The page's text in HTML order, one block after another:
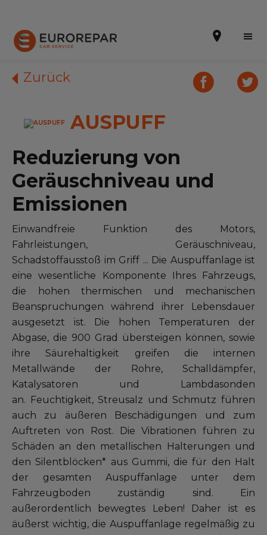
Terminvereinbarung
Die Marke
Dem Netz beitreten
Leistungen
Unser Sortiment EUROREPAR
Kontakt
Alle Werkstätten
Dem Netz beitreten
Zurück
AUSPUFF
Reduzierung von
Geräuschniveau und
Emissionen
Einwandfreie Funktion des Motors,
Fahrleistungen, Geräuschniveau,
Schadstoffausstoß im Griff ... Die Auspuffanlage ist
eine wesentliche Komponente Ihres Fahrzeugs,
die hohen thermischen und mechanischen
Beanspruchungen während ihrer Lebensdauer
ausgesetzt ist. Die hohen Temperaturen der
Abgase, die 900 Grad übersteigen können, sowie
ihre Säurehaltigkeit greifen die internen
Metallwände der Rohre, Schalldämpfer,
Katalysatoren und Lambdasonden
an. Feuchtigkeit, Streusalz und Schmutz führen
auch zu äußeren Beschädigungen und zum
Auftreten von Rost. Die Vibrationen führen zu
Schäden an den metallischen Halterungen und
den Silentblöcken* aus Gummi, die für den Halt
der gesamten Auspuffanlage unter dem
Fahrzeugboden zuständig sind. Ein
außerordentlich bewegtes Leben! Daher ist es
äußerst wichtig, die Auspuffanlage regelmäßig zu